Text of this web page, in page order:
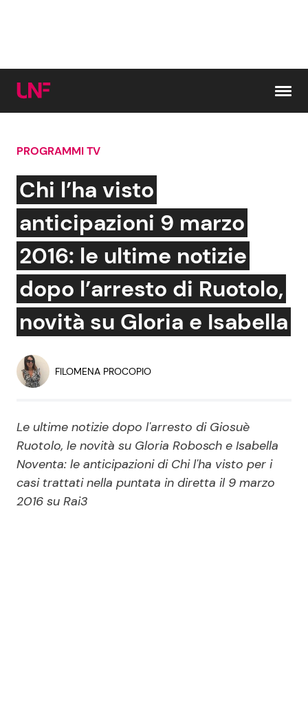
Cerca:
News e Cronaca
Attualità Italiana
Dal Mondo
Economia
Persone Scomparse
Gossip e TV
Bellezze VIP
Coppie VIP
Fiction e Serie TV
Soap Opera
ShowBiz Social News
PROGRAMMI TV
Chi l’ha visto
anticipazioni 9 marzo
2016: le ultime notizie
dopo l’arresto di Ruotolo,
novità su Gloria e Isabella
FILOMENA PROCOPIO
Le ultime notizie dopo l'arresto di Giosuè
Ruotolo, le novità su Gloria Robosch e Isabella
Noventa: le anticipazioni di Chi l'ha visto per i
casi trattati nella puntata in diretta il 9 marzo
2016 su Rai3